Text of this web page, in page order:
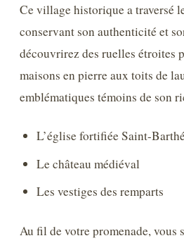
Ce village historique a traversé
conservant son authenticité et
découvrirez des ruelles étroites
maisons en pierre aux toits de
emblématiques témoins de son
L’église fortifiée Saint-
Le château médiéval
Les vestiges des remparts
Au fil de votre promenade, vous